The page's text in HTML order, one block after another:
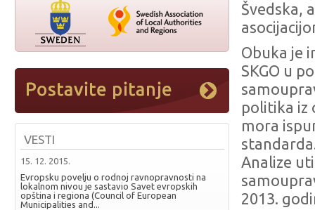
VESTI
15. 12. 2015.
Evropsku povelju o rodnoj ravnopravnosti na
lokalnom nivou je sastavio Savet evropskih
opština i regiona (Council of European
Municipalities and...
Švedska,
Obuka je
SKGO u
politika iz
mora
Analize
2013.